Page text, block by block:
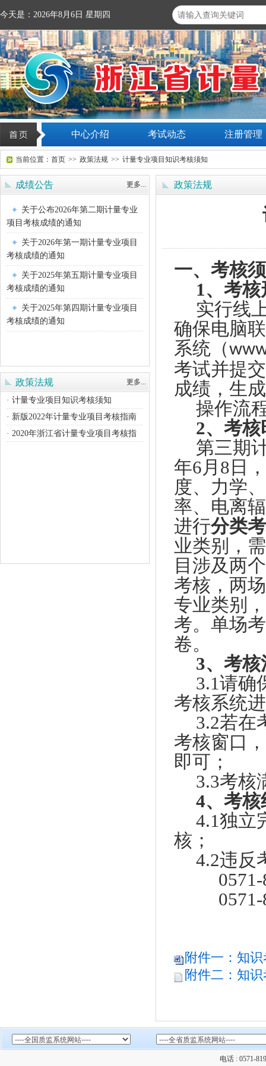
今天是：2026年8月6日 星期四
中心介绍 考试动态 注册管理
当前位置： 首页 >> 政策法规 >> 计量专业项目知识考核须知
更多...
成绩公告
关于公布2026年第二期计量专业
项目考核成绩的通知
关于2026年第一期计量专业项目
考核成绩的通知
关于2025年第五期计量专业项目
考核成绩的通知
关于2025年第四期计量专业项目
考核成绩的通知
关于2025年第二期计量专业项目
考核成绩的通知
关于2025年第一期计量专业项目
考核成绩的通知
关于2024年第五期计量专业项目
更多...
政策法规
· 计量专业项目知识考核须知
· 新版2022年计量专业项目考核指南
· 2020年浙江省计量专业项目考核指
政策法规
一、考核
1、考核
实行线
确保电脑
系统（
考试并提
成绩，生
操作流
2、考核
第三期
年6月8日
度、力学
率、电离
进行分类
业类别，
目涉及两
考核，两
专业类别
考。单场
卷。
3、考
3.1请确
考核系统
3.2若在
考核窗口
即可；
3.3考核
4、考
4.1独立
核；
4.2违反
附件一：知
附件二：知
电话 : 0571-